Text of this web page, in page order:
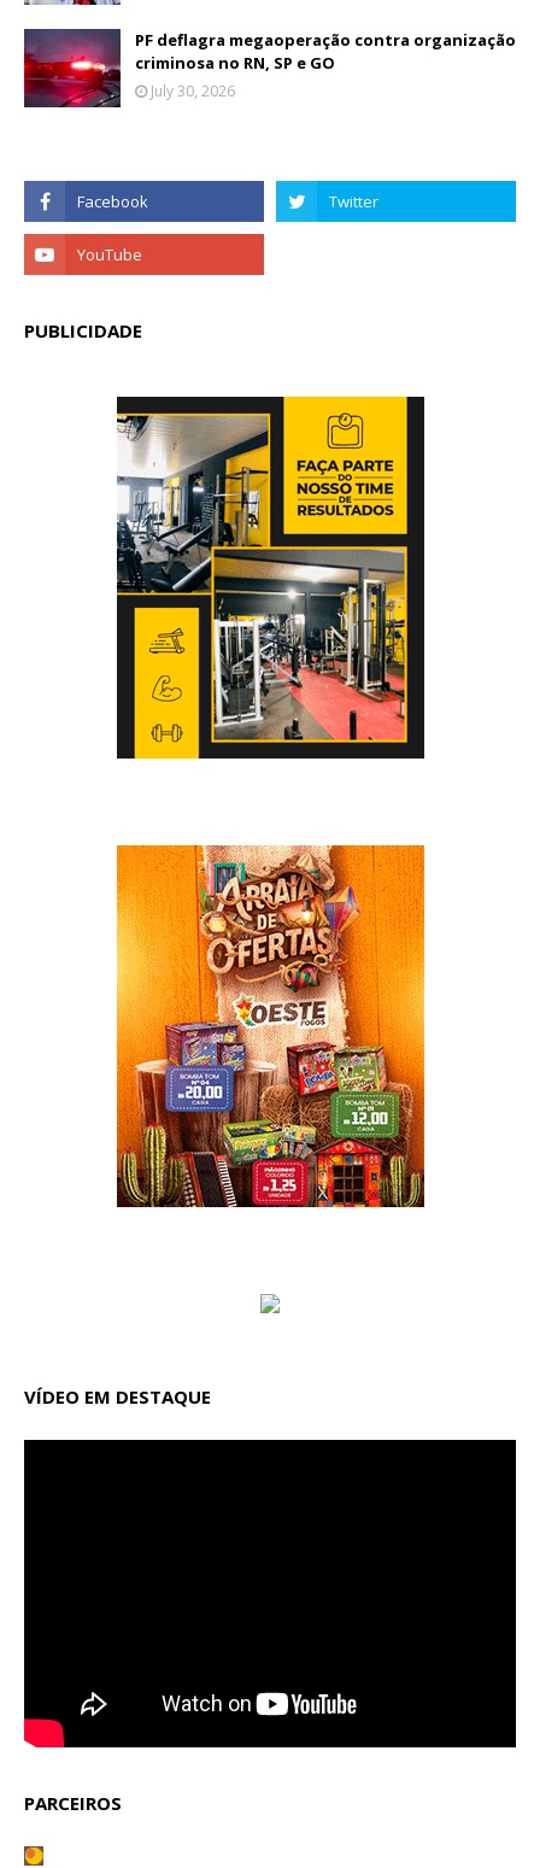
PF deflagra megaoperação contra organização
criminosa no RN, SP e GO
July 30, 2026
PUBLICIDADE
VÍDEO EM DESTAQUE
PARCEIROS